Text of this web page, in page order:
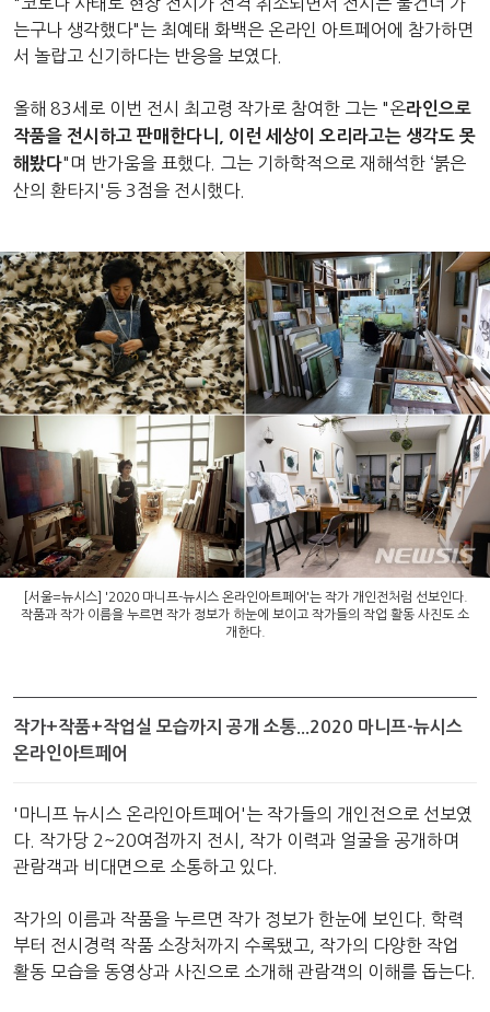
는구나 생각했다"는 최예태 화백은 온라인 아트페어에 참가하면
서 놀랍고 신기하다는 반응을 보였다.
올해 83세로 이번 전시 최고령 작가로 참여한 그는 "온라인으로
작품을 전시하고 판매한다니, 이런 세상이 오리라고는 생각도 못
해봤다"며 반가움을 표했다. 그는 기하학적으로 재해석한 ‘붉은
산의 환타지'등 3점을 전시했다.
[서울=뉴시스] '2020 마니프-뉴시스 온라인아트페어'는 작가 개인전처럼 선보인다.
작품과 작가 이름을 누르면 작가 정보가 하눈에 보이고 작가들의 작업 활동 사진도 소
개한다.
작가+작품+작업실 모습까지 공개 소통...2020 마니프-뉴시스
온라인아트페어
'마니프 뉴시스 온라인아트페어'는 작가들의 개인전으로 선보였
다. 작가당 2~20여점까지 전시, 작가 이력과 얼굴을 공개하며
관람객과 비대면으로 소통하고 있다.
작가의 이름과 작품을 누르면 작가 정보가 한눈에 보인다. 학력
부터 전시경력 작품 소장처까지 수록됐고, 작가의 다양한 작업
활동 모습을 동영상과 사진으로 소개해 관람객의 이해를 돕는다.